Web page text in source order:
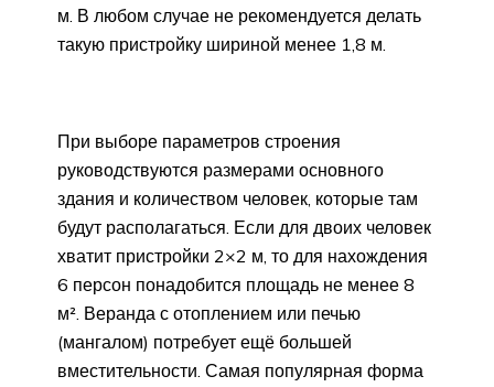
м. В любом случае не рекомендуется делать
такую пристройку шириной менее 1,8 м.
При выборе параметров строения
руководствуются размерами основного
здания и количеством человек, которые там
будут располагаться. Если для двоих человек
хватит пристройки 2×2 м, то для нахождения
6 персон понадобится площадь не менее 8
м². Веранда с отоплением или печью
(мангалом) потребует ещё большей
вместительности. Самая популярная форма